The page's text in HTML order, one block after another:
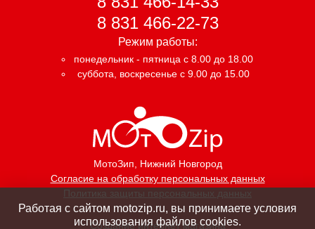
МотоЗип, Нижний Новгород
Согласие на обработку персональных данных
Политика защиты персональных данных
8 831 466-22-73
Режим работы:
понедельник - пятница с 8.00 до 18.00
суббота, воскресенье с 9.00 до 15.00
Создание интернет магазина
Работая с сайтом motozip.ru, вы принимаете условия
использования файлов cookies.